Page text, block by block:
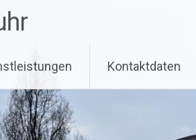
Kontaktdaten